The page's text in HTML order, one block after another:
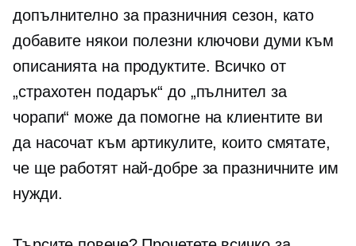
допълнително за празничния сезон, като
добавите някои полезни ключови думи към
описанията на продуктите. Всичко от
„страхотен подарък“ до „пълнител за
чорапи“ може да помогне на клиентите ви
да насочат към артикулите, които смятате,
че ще работят най-добре за празничните им
нужди.